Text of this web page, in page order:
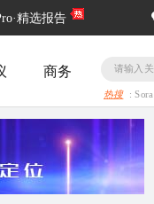
精选报告
商务
热搜 :Sora